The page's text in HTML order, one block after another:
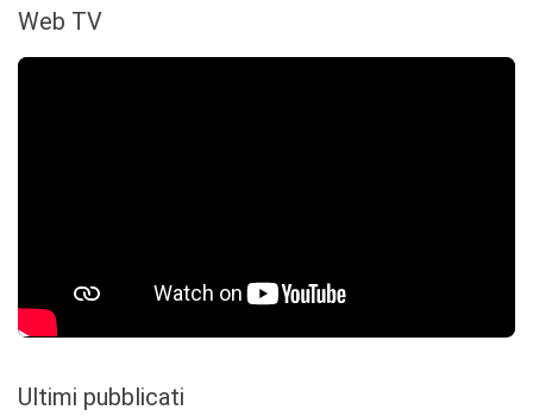
Web TV
Ultimi pubblicati